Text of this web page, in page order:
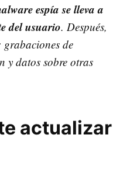
espía se lleva a
del usuario. Después,
de
y datos sobre otras
actualizar